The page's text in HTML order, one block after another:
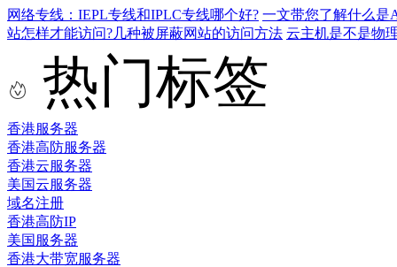
网络专线：IEPL专线和IPLC专线哪个好? 一文带您了解什么是
站怎样才能访问?几种被屏蔽网站的访问方法 云主机是不是物
热门标签
香港服务器
香港高防服务器
香港云服务器
美国云服务器
域名注册
香港高防IP
美国服务器
香港大带宽服务器